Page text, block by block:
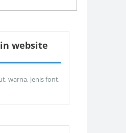
website
warna, jenis font,